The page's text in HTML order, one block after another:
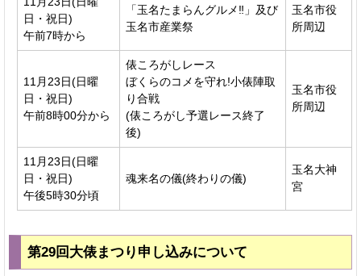
日・祝日)
午前7時から
「玉名たまらんグルメ‼」及び
玉名市産業祭
玉名市役
所周辺
11月23日(日曜
日・祝日)
午前8時00分から
俵ころがしレース
ぼくらのコメを守れ!小俵陣取
り合戦
(俵ころがし予選レース終了
後)
玉名市役
所周辺
11月23日(日曜
日・祝日)
午後5時30分頃
魂来名の儀(終わりの儀)
玉名大神
宮
第29回大俵まつり申し込みについて